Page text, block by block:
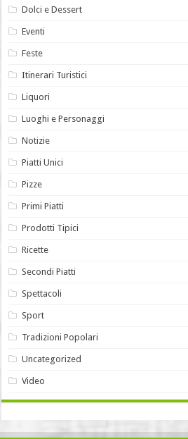
Dolci e Dessert
Eventi
Feste
Itinerari Turistici
Liquori
Luoghi e Personaggi
Notizie
Piatti Unici
Pizze
Primi Piatti
Prodotti Tipici
Ricette
Secondi Piatti
Spettacoli
Sport
Tradizioni Popolari
Uncategorized
Video